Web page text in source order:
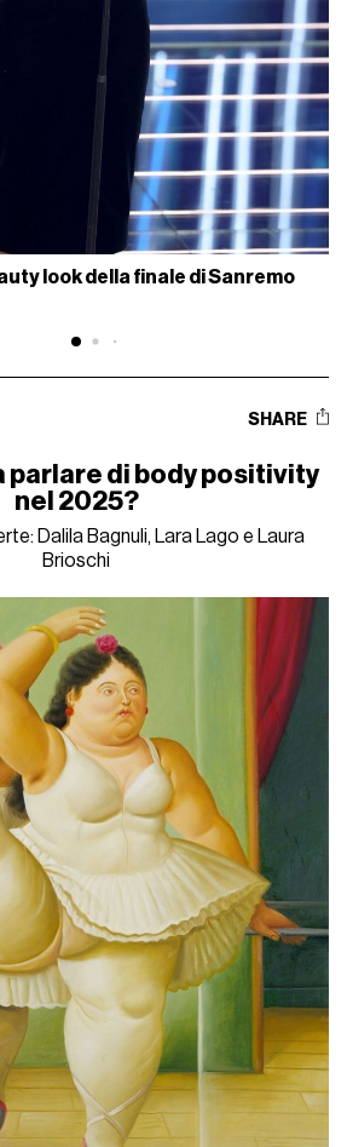
look della finale di Sanremo
SHARE
parlare di body positivity
nel 2025?
Dalila Bagnuli, Lara Lago e Laura
Brioschi